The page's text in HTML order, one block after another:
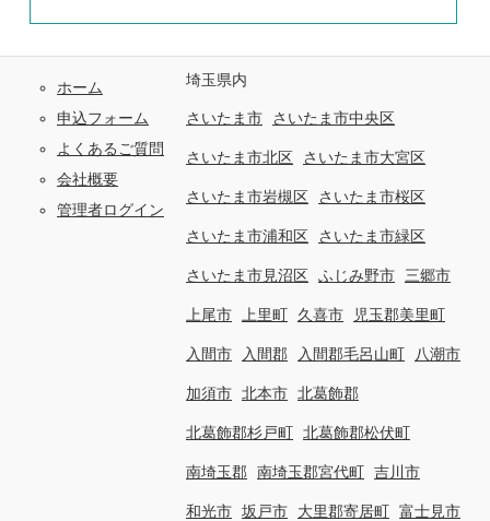
ホーム
申込フォーム
よくあるご質問
会社概要
管理者ログイン
埼玉県内
さいたま市 さいたま市中央区
さいたま市北区 さいたま市大宮区
さいたま市岩槻区 さいたま市桜区
さいたま市浦和区 さいたま市緑区
さいたま市見沼区 ふじみ野市 三郷市
上尾市 上里町 久喜市 児玉郡美里町
入間市 入間郡 入間郡毛呂山町 八潮市
加須市 北本市 北葛飾郡
北葛飾郡杉戸町 北葛飾郡松伏町
南埼玉郡 南埼玉郡宮代町 吉川市
和光市 坂戸市 大里郡寄居町 富士見市